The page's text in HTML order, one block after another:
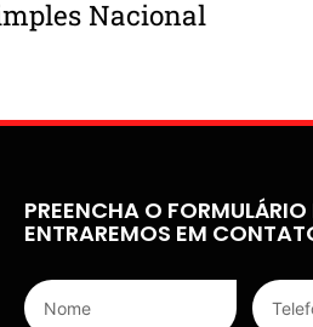
Nacional
PREENCHA O FORMULÁRIO
ENTRAREMOS EM